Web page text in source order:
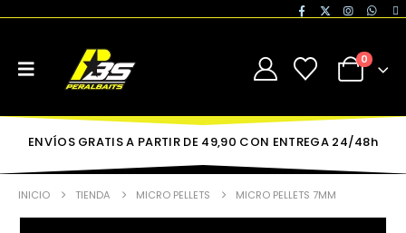
0
ENVÍOS GRATIS A PARTIR DE 49,90 CON ENTREGA 24/48h
INICIO TIENDA MICRO PELLETS MICRO PELLETS 7MM